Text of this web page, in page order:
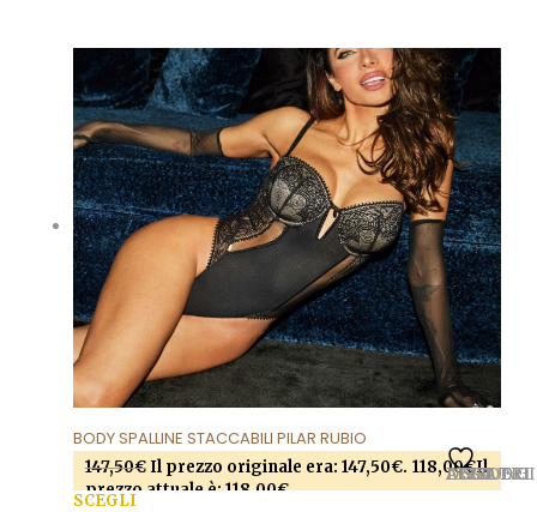
AGGIUNGI ALLA LISTA DEI DESIDERI
BODY SPALLINE STACCABILI PILAR RUBIO
147,50€ Il prezzo originale era: 147,50€. 118,00€Il
prezzo attuale è: 118,00€.
SCEGLI